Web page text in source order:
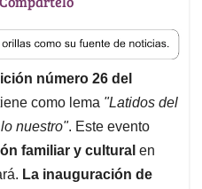
número 26 del
como lema "Latidos del
nuestro". Este evento
familiar y cultural en
La inauguración de